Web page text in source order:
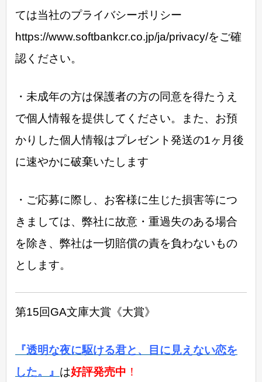
ては当社のプライバシーポリシー
https://www.softbankcr.co.jp/ja/privacy/をご確
認ください。
・未成年の方は保護者の方の同意を得たうえ
で個人情報を提供してください。また、お預
かりした個人情報はプレゼント発送の1ヶ月後
に速やかに破棄いたします
・ご応募に際し、お客様に生じた損害等につ
きましては、弊社に故意・重過失のある場合
を除き、弊社は一切賠償の責を負わないもの
とします。
第15回GA文庫大賞《大賞》
『透明な夜に駆ける君と、目に見えない恋を
した。』 は好評発売中 ！